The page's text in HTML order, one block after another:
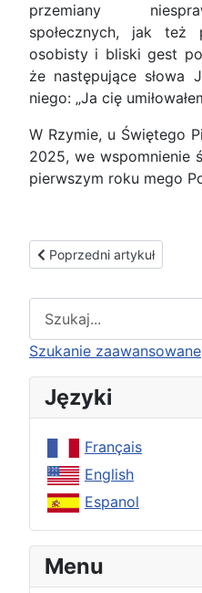
przemiany
społecznych, jak też
osobisty i bliski gest
że następujące słowa
niego: „Ja cię
W Rzymie, u Świętego
2025, we wspomnienie
pierwszym roku mego
Poprzedni artykuł:
Poprzedni artykuł
Type 2 or more
Szukanie zaawansowane
Języki
Français
English
Espanol
Menu